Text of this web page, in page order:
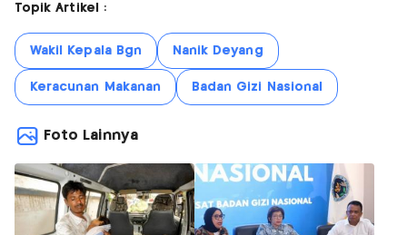
Topik Artikel :
Wakil Kepala Bgn Nanik Deyang
Keracunan Makanan Badan Gizi Nasional
Foto Lainnya